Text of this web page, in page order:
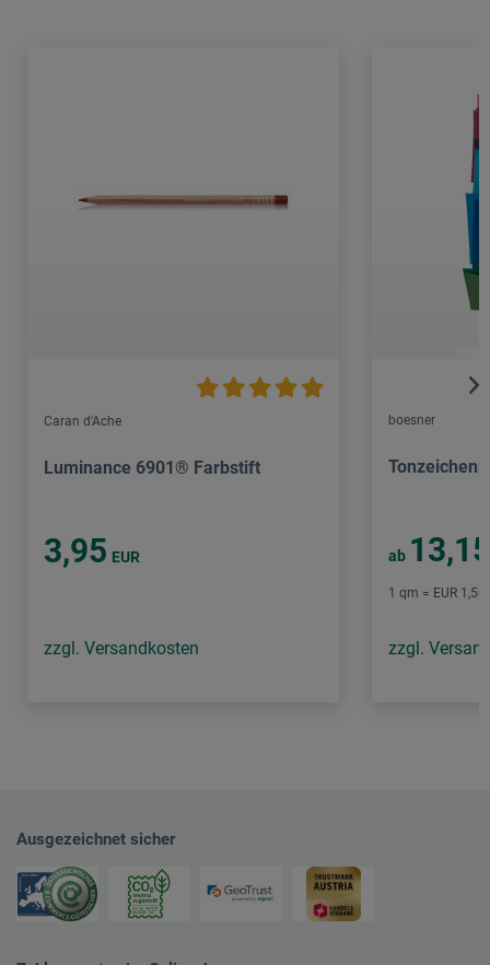
Caran d'Ache
Luminance 6901® Farbstift
3,95 EUR
zzgl. Versandkosten
boesner
ab 13,15
1 qm = EUR
zzgl.
Ausgezeichnet sicher